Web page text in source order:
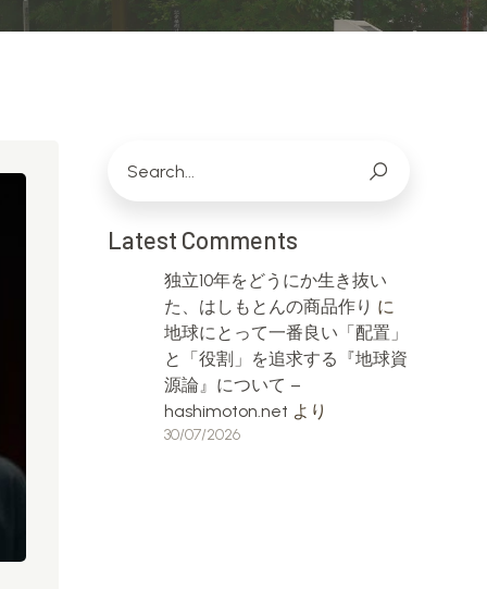
Latest Comments
独立10年をどうにか生き抜い
た、はしもとんの商品作り に
地球にとって一番良い「配置」
と「役割」を追求する『地球資
源論』について –
hashimoton.net より
30/07/2026